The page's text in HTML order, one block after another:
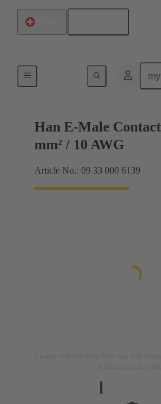
Han E-Male
mm² / 10 AWG
Article No.: 09 33 000 6139